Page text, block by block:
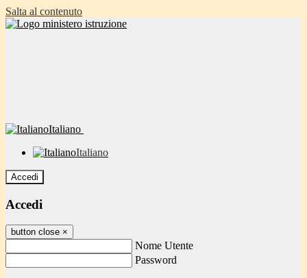
Salta al contenuto
Italiano
Italiano
Accedi
Accedi
button close ×
Nome Utente
Password